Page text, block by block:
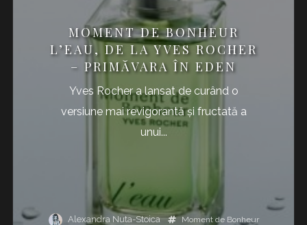
MOMENT DE BONHEUR
L’EAU, DE LA YVES ROCHER
– PRIMĂVARA ÎN EDEN
Yves Rocher a lansat de curând o
versiune mai revigorantă şi fructată a
unui...
Alexandra Nuta-Stoica
Moment de Bonheur